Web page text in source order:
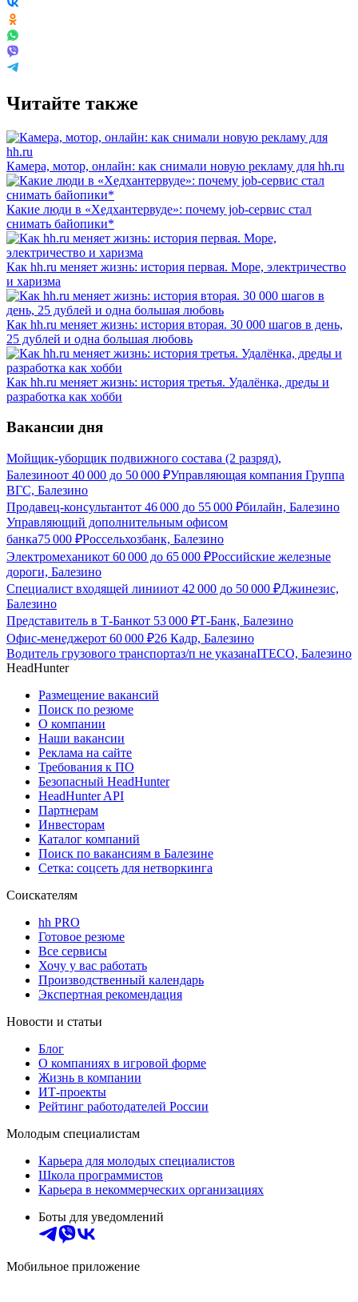
Читайте также
Камера, мотор, онлайн: как снимали новую рекламу для hh.ru
Какие люди в «Хедхантервуде»: почему job-сервис стал
снимать байопики*
Как hh.ru меняет жизнь: история первая. Море, электричество
и харизма
Как hh.ru меняет жизнь: история вторая. 30 000 шагов в день,
25 дублей и одна большая любовь
Как hh.ru меняет жизнь: история третья. Удалёнка, дреды и
разработка как хобби
Вакансии дня
Мойщик-уборщик подвижного состава (2 разряд),
Балезиноот 40 000 до 50 000 ₽Управляющая компания Группа
ВГС, Балезино
Продавец-консультантот 46 000 до 55 000 ₽билайн, Балезино
Управляющий дополнительным офисом
банка75 000 ₽Россельхозбанк, Балезино
Электромеханикот 60 000 до 65 000 ₽Российские железные
дороги, Балезино
Специалист входящей линииот 42 000 до 50 000 ₽Джинезис,
Балезино
Представитель в Т-Банкот 53 000 ₽Т-Банк, Балезино
Офис-менеджерот 60 000 ₽26 Кадр, Балезино
Водитель грузового транспортаз/п не указанаITECO, Балезино
HeadHunter
Размещение вакансий
Поиск по резюме
О компании
Наши вакансии
Реклама на сайте
Требования к ПО
Безопасный HeadHunter
HeadHunter API
Партнерам
Инвесторам
Каталог компаний
Поиск по вакансиям в Балезине
Сетка: соцсеть для нетворкинга
Соискателям
hh PRO
Готовое резюме
Все сервисы
Хочу у вас работать
Производственный календарь
Экспертная рекомендация
Новости и статьи
Блог
О компаниях в игровой форме
Жизнь в компании
ИТ-проекты
Рейтинг работодателей России
Молодым специалистам
Карьера для молодых специалистов
Школа программистов
Карьера в некоммерческих организациях
Боты для уведомлений
Мобильное приложение